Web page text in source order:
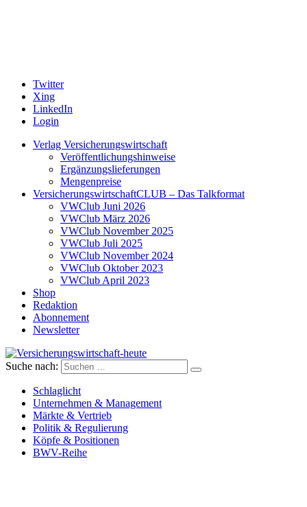
Twitter
Xing
LinkedIn
Login
Verlag Versicherungswirtschaft
Veröffentlichungshinweise
Ergänzungslieferungen
Mengenpreise
VersicherungswirtschaftCLUB – Das Talkformat
VWClub Juni 2026
VWClub März 2026
VWClub November 2025
VWClub Juli 2025
VWClub November 2024
VWClub Oktober 2023
VWClub April 2023
Shop
Redaktion
Abonnement
Newsletter
Versicherungswirtschaft-heute
Suche nach:
Schlaglicht
Unternehmen & Management
Märkte & Vertrieb
Politik & Regulierung
Köpfe & Positionen
BWV-Reihe